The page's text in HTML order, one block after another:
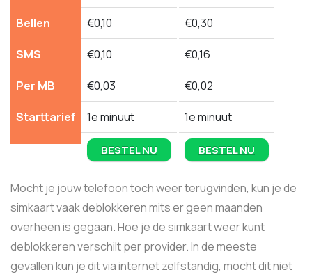
Bellen
SMS
Per MB
Starttarief
€0,10
€0,10
€0,03
1e minuut
BESTEL NU
€0,30
€0,16
€0,02
1e minuut
BESTEL NU
Mocht je jouw telefoon toch weer terugvinden, kun je de
simkaart vaak deblokkeren mits er geen maanden
overheen is gegaan. Hoe je de simkaart weer kunt
deblokkeren verschilt per provider. In de meeste
gevallen kun je dit via internet zelfstandig, mocht dit niet